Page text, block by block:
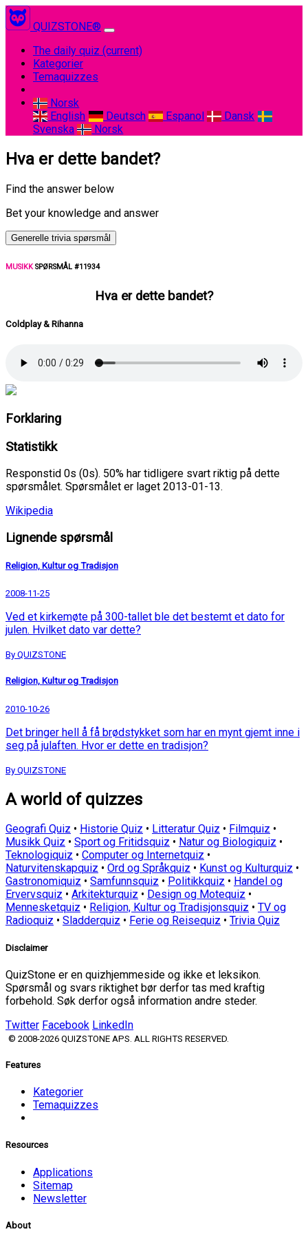
QUIZSTONE®
The daily quiz (current)
Kategorier
Temaquizzes
Norsk
English
Deutsch Espanol
Dansk
Svenska
Norsk
Hva er dette bandet?
Find the answer below
Bet your knowledge and answer
Generelle trivia spørsmål
MUSIKKSPØRSMÅL #11934
Hva er dette bandet?
Coldplay & Rihanna
Forklaring
Statistikk
Responstid 0s (0s). 50% har tidligere svart riktig på dette
spørsmålet. Spørsmålet er laget 2013-01-13.
Wikipedia
Lignende spørsmål
Religion, Kultur og Tradisjon
2008-11-25
Ved et kirkemøte på 300-tallet ble det bestemt et dato for
julen. Hvilket dato var dette?
By QUIZSTONE
Religion, Kultur og Tradisjon
2010-10-26
Det bringer hell å få brødstykket som har en mynt gjemt inne i
seg på julaften. Hvor er dette en tradisjon?
By QUIZSTONE
A world of quizzes
Geografi Quiz • Historie Quiz • Litteratur Quiz • Filmquiz •
Musikk Quiz • Sport og Fritidsquiz • Natur og Biologiquiz •
Teknologiquiz • Computer og Internetquiz •
Naturvitenskapquiz • Ord og Språkquiz • Kunst og Kulturquiz •
Gastronomiquiz • Samfunnsquiz • Politikkquiz • Handel og
Ervervsquiz • Arkitekturquiz • Design og Motequiz •
Mennesketquiz • Religion, Kultur og Tradisjonsquiz • TV og
Radioquiz • Sladderquiz • Ferie og Reisequiz • Trivia Quiz
Disclaimer
QuizStone er en quizhjemmeside og ikke et leksikon.
Spørsmål og svars riktighet bør derfor tas med kraftig
forbehold. Søk derfor også information andre steder.
Twitter Facebook LinkedIn
© 2008-2026 QUIZSTONE APS. ALL RIGHTS RESERVED.
Features
Kategorier
Temaquizzes
Resources
Applications
Sitemap
Newsletter
About